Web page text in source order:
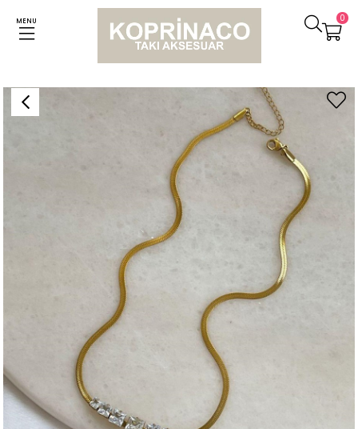
MENU 0
Kolyeler Çelik İtalyan Zincir Beyaz Baget Taşlı Kolye (46 Cm)